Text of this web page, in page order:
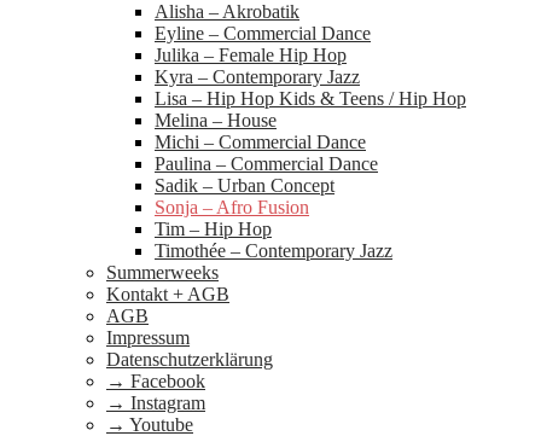
Alisha – Akrobatik
Eyline – Commercial Dance
Julika – Female Hip Hop
Kyra – Contemporary Jazz
Lisa – Hip Hop Kids & Teens / Hip Hop
Melina – House
Michi – Commercial Dance
Paulina – Commercial Dance
Sadik – Urban Concept
Sonja – Afro Fusion
Tim – Hip Hop
Timothée – Contemporary Jazz
Summerweeks
Kontakt + AGB
AGB
Impressum
Datenschutzerklärung
→ Facebook
→ Instagram
→ Youtube